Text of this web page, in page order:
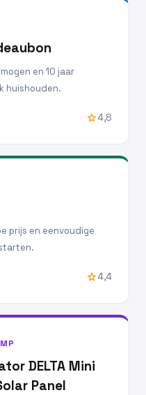
en 10 jaar
huishouden.
star4,8
prijs en eenvoudige
star4,4
DELTA Mini
Panel